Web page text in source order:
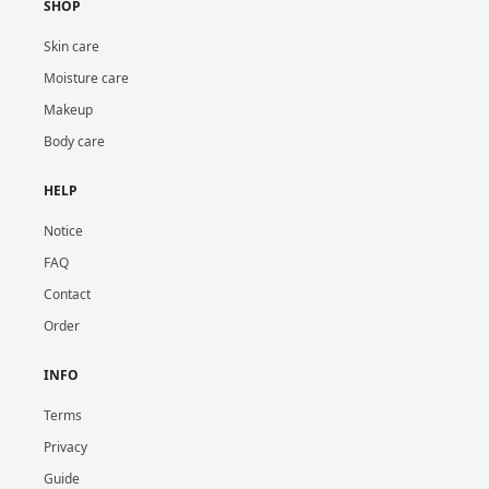
SHOP
Skin care
Moisture care
Makeup
Body care
HELP
Notice
FAQ
Contact
Order
INFO
Terms
Privacy
Guide